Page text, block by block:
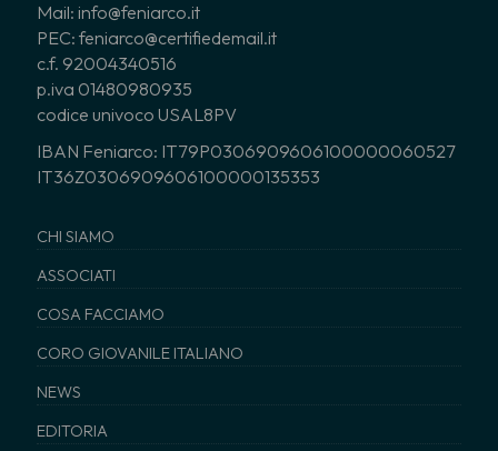
Mail: info@feniarco.it
PEC: feniarco@certifiedemail.it
c.f. 92004340516
p.iva 01480980935
codice univoco USAL8PV
IBAN Feniarco: IT79P0306909606100000060527
IT36Z0306909606100000135353
CHI SIAMO
ASSOCIATI
COSA FACCIAMO
CORO GIOVANILE ITALIANO
NEWS
EDITORIA